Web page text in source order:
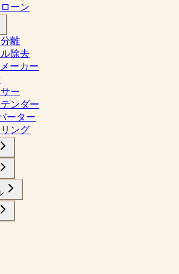
ーン
離
除去
ーカー
ー
ンダー
ーター
ング